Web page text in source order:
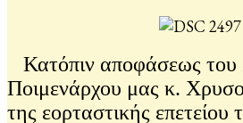
Κατόπιν αποφάσεως του
Ποιμενάρχου μας κ.
της εορταστικής